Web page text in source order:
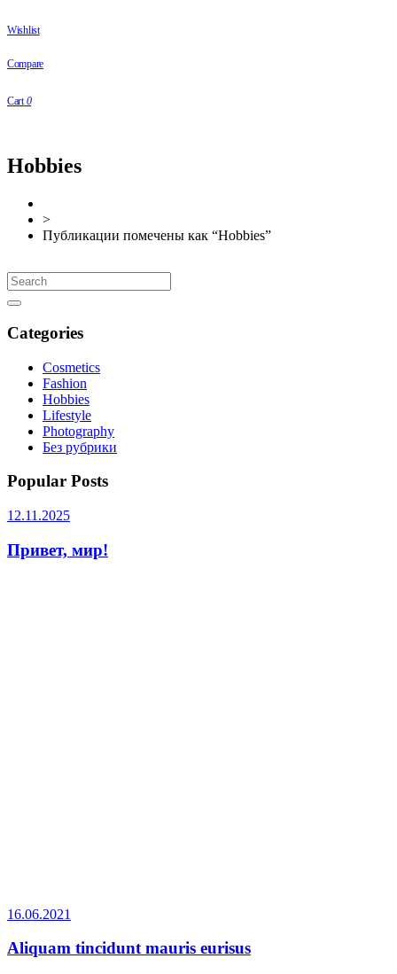
Wishlist
Compare
Cart 0
Hobbies
>
Публикации помечены как “Hobbies”
Categories
Cosmetics
Fashion
Hobbies
Lifestyle
Photography
Без рубрики
Popular Posts
12.11.2025
Привет, мир!
16.06.2021
Aliquam tincidunt mauris eurisus